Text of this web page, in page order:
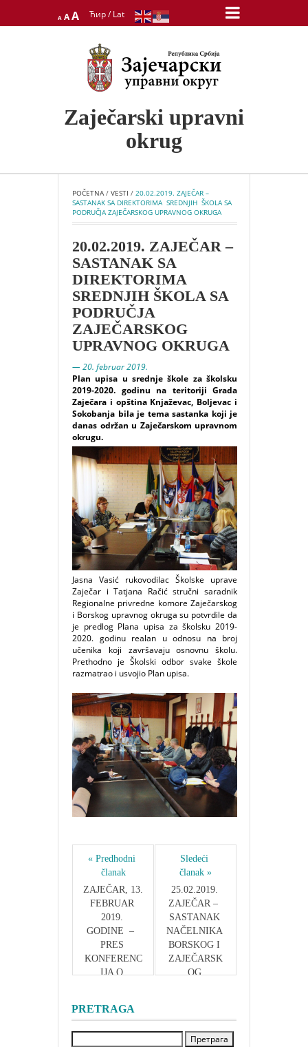
A
Decrease
font
size.
A Reset
font
AIncrease
font
size.
Ћир/Lat
Zaječarski upravni
okrug
POČETNA / VESTI / 20.02.2019. ZAJEČAR –
SASTANAK SA DIREKTORIMA  SREDNJIH  ŠKOLA SA
PODRUČJA ZAJEČARSKOG UPRAVNOG OKRUGA
20.02.2019. ZAJEČAR –
SASTANAK SA
DIREKTORIMA
SREDNJIH ŠKOLA SA
PODRUČJA
ZAJEČARSKOG
UPRAVNOG OKRUGA
— 20. februar 2019.
Plan upisa u srednje škole za školsku
2019-2020. godinu na teritoriji Grada
Zaječara i opština Knjaževac, Boljevac i
Sokobanja bila je tema sastanka koji je
danas održan u Zaječarskom upravnom
okrugu.
Jasna Vasić rukovodilac Školske uprave
Zaječar i Tatjana Račić stručni saradnik
Regionalne privredne komore Zaječarskog
i Borskog upravnog okruga su potvrdile da
je predlog Plana upisa za školsku 2019-
2020. godinu realan u odnosu na broj
učenika koji završavaju osnovnu školu.
Prethodno je Školski odbor svake škole
razmatrao i usvojio Plan upisa.
« Predhodni
članak
ZAJEČAR, 13.
FEBRUAR
2019.
GODINE  –
PRES
KONFERENC
IJA O
INSPEKCIJE
Sledeći
članak »
25.02.2019.
ZAJEČAR –
SASTANAK
NAČELNIKA
BORSKOG I
ZAJEČARSK
OG
PRETRAGA